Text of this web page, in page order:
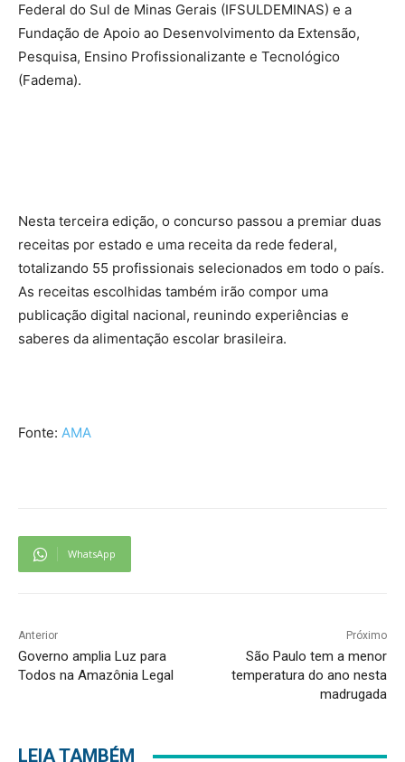
Federal do Sul de Minas Gerais (IFSULDEMINAS) e a
Fundação de Apoio ao Desenvolvimento da Extensão,
Pesquisa, Ensino Profissionalizante e Tecnológico
(Fadema).
Nesta terceira edição, o concurso passou a premiar duas
receitas por estado e uma receita da rede federal,
totalizando 55 profissionais selecionados em todo o país.
As receitas escolhidas também irão compor uma
publicação digital nacional, reunindo experiências e
saberes da alimentação escolar brasileira.
Fonte: AMA
WhatsApp
Anterior
Governo amplia Luz para
Todos na Amazônia Legal
Próximo
São Paulo tem a menor
temperatura do ano nesta
madrugada
LEIA TAMBÉM